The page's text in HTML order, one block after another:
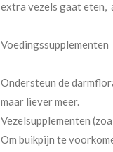
extra vezels gaat eten,
Voedingssupplementen
Ondersteun de
maar liever meer.
Vezelsupplementen
Om buikpijn te